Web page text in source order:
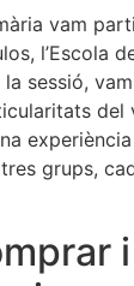
vam
l’Escola
sessió,
del
grups,